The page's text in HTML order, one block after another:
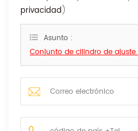
privacidad)
Asunto :
Conjunto de cilindro de ajuste